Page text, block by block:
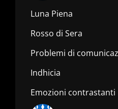
Luna Piena
Rosso di Sera
Problemi di
Indhicia
Emozioni contrastanti